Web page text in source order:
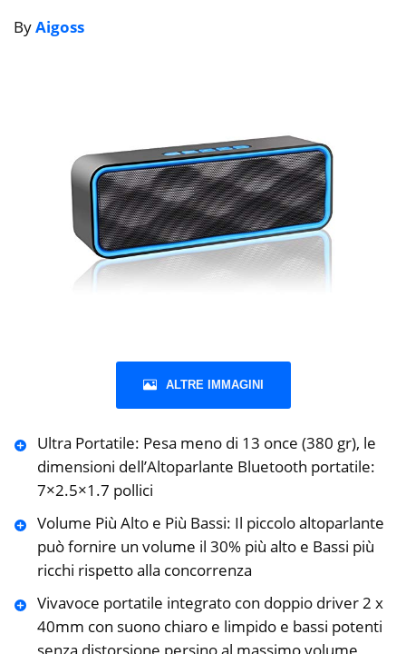
ByAigoss
ALTRE IMMAGINI
Ultra Portatile: Pesa meno di 13 once (380 gr), le
dimensioni dell’Altoparlante Bluetooth portatile:
7×2.5×1.7 pollici
Volume Più Alto e Più Bassi: Il piccolo altoparlante
può fornire un volume il 30% più alto e Bassi più
ricchi rispetto alla concorrenza
Vivavoce portatile integrato con doppio driver 2 x
40mm con suono chiaro e limpido e bassi potenti
senza distorsione persino al massimo volume